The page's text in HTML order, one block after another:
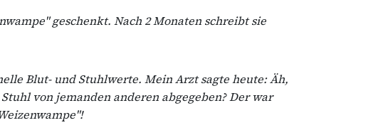
geschenkt. Nach 2 Monaten schreibt sie
Blut- und Stuhlwerte. Mein Arzt sagte heute: Äh,
von jemanden anderen abgegeben? Der war